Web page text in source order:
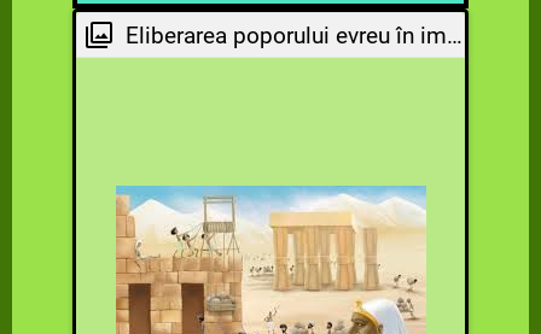
simțea legătura cu poporul său.
Această întâlnire a marcat începutul
misiunii sale de a elibera poporul
plăgi care au lovit Egiptul, culminând
cu eliberarea evreilor și trecerea lor
Eliberarea poporului evreu în imagini.